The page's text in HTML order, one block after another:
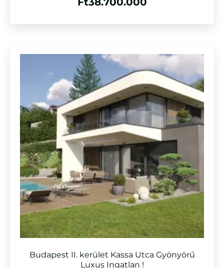
Budapest II. kerület Kassa Utca Gyönyörű
Luxus Ingatlan !